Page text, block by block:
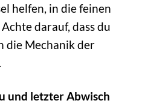
helfen, in die feinen
darauf, dass du
die Mechanik der
und letzter Abwisch